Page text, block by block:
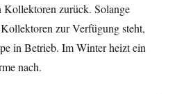
Kollektoren zurück. Solange
zur Verfügung steht,
in Betrieb. Im Winter heizt ein
nach.